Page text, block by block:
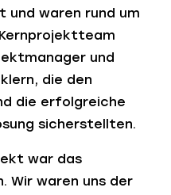
und waren rund um
und
die den
die erfolgreiche
sicherstellten.
war das
Wir waren uns der